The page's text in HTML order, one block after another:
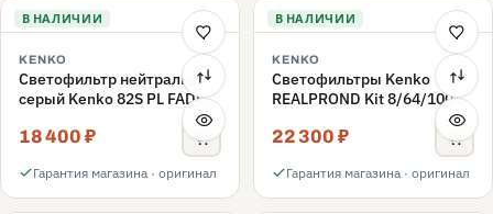
В НАЛИЧИИ
KENKO
Светофильтр нейтрально-
серый Kenko 82S PL FADER
с переменной плотностью
ND3-ND400 82mm
18 400 ₽
Гарантия магазина · оригинал
В НАЛИЧИИ
KENKO
Светофильтры Kenko
REALPROND Kit 8/64/1000
22 300 ₽
Гарантия магазина · оригинал